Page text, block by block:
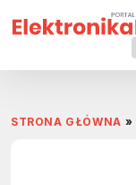
STRONA GŁÓWNA »